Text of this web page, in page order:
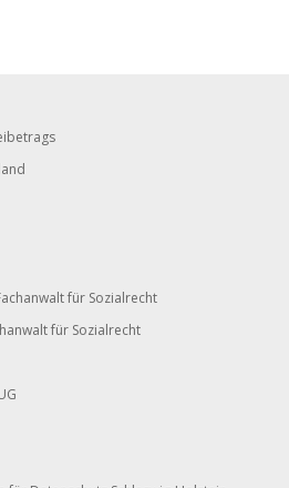
für Sozialrecht
für Sozialrecht